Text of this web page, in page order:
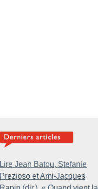
Lire Jean Batou, Stefanie
Prezioso et Ami-Jacques